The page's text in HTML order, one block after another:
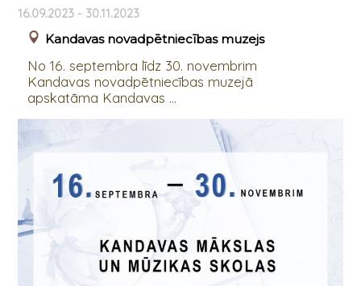
16.09.2023 - 30.11.2023
Kandavas novadpētniecības muzejs
No 16. septembra līdz 30. novembrim
Kandavas novadpētniecības muzejā
apskatāma Kandavas ...